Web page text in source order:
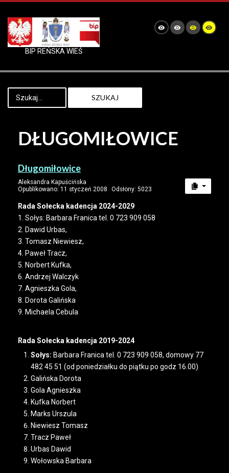
BIP REŃSKA WIEŚ
SZUKAJ
DŁUGOMIŁOWICE
Długomiłowice
Aleksandra Kapuścińska
Opublikowano: 11 styczeń 2008
Odsłony: 5023
Rada Sołecka kadencja 2024-2029
1. Sołys: Barbara Franica tel. 0 723 909 058
2. Dawid Urbas,
3. Tomasz Niewiesz,
4. Paweł Tracz,
5. Norbert Kufka,
6. Andrzej Walczyk
7. Agnieszka Gola,
8. Dorota Galińska
9. Michaela Cebula
Rada Sołecka kadencja 2019-2024
Sołys: Barbara Franica tel. 0 723 909 058, domowy 77
482 45 51 (od poniedziałku do piątku po godz 16.00)
Galińska Dorota
Gola Agnieszka
Kufka Norbert
Marks Urszula
Niewiesz Tomasz
Tracz Paweł
Urbas Dawid
Wołowska Barbara